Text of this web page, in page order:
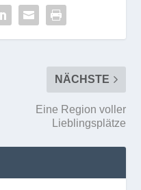
NÄCHSTE
Eine Region voller
Lieblingsplätze